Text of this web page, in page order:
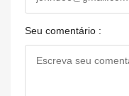
Seu comentário :